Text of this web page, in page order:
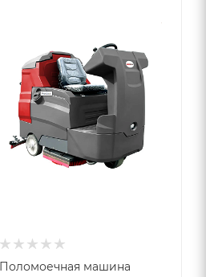
Поломоечная машина